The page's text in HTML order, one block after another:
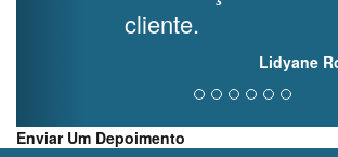
cliente.
Lidyane
Enviar Um Depoimento